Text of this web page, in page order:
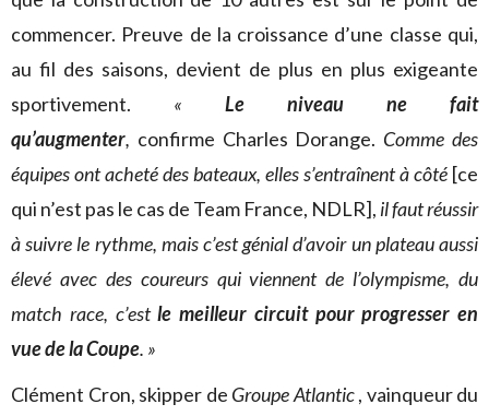
commencer. Preuve de la croissance d’une classe qui,
au fil des saisons, devient de plus en plus exigeante
sportivement. « Le niveau ne fait
qu’augmenter, confirme Charles Dorange. Comme des
équipes ont acheté des bateaux, elles s’entraînent à côté [ce
qui n’est pas le cas de Team France, NDLR], il faut réussir
à suivre le rythme, mais c’est génial d’avoir un plateau aussi
élevé avec des coureurs qui viennent de l’olympisme, du
match race, c’estle meilleur circuit pour progresser en
vue de la Coupe. »
Clément Cron, skipper de Groupe Atlantic, vainqueur du